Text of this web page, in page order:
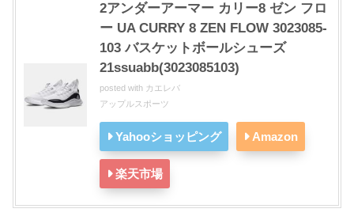
2アンダーアーマー カリー8 ゼン フロ
ー UA CURRY 8 ZEN FLOW 3023085-
103 バスケットボールシューズ
21ssuabb(3023085103)
posted with カエレバ
アップルスポーツ
Yahooショッピング Amazon
楽天市場